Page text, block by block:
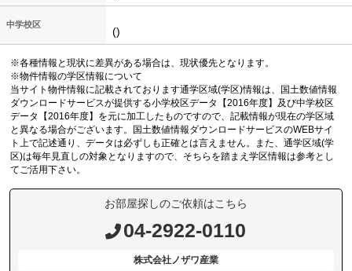
中学校区
()
※各種情報と現状に差異がある場合は、現状優先となります。
※物件情報の学区情報について
当サイト物件情報に記載されております通学区域(学区)情報は、国土数値情報
ダウンロードサービスが提供する小学校区データ【2016年度】及び中学校区
データ【2016年度】を元に加工したものですので、記載情報が現在の学区域
と異なる場合がございます。国土数値情報ダウンロードサービスのWEBサイ
ト上で記述通り、データは必ずしも正確とは言えません。また、通学区域(学
区)は毎年見直しの対象となりますので、そちらを踏まえ学区情報は参考とし
てご活用下さい。
お部屋探しのご依頼はこちら
04-2922-0110
株式会社ノザワ産業